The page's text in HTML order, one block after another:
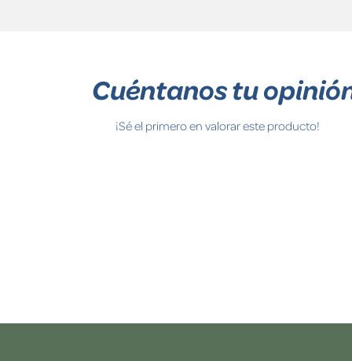
Cuéntanos tu
¡Sé el primero en valorar este producto!